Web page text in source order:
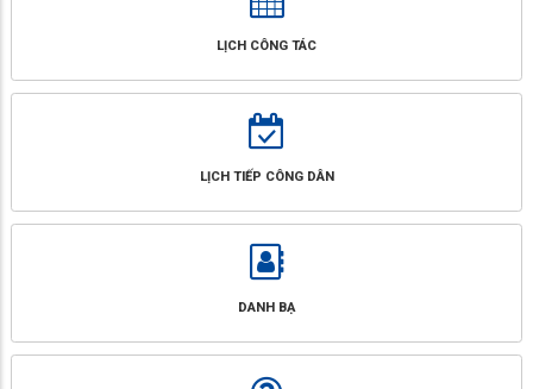
LỊCH CÔNG TÁC
LỊCH TIẾP CÔNG DÂN
DANH BẠ